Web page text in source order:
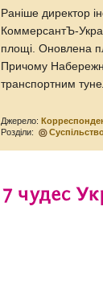
Раніше директор
КоммерсантЪ-
площі. Оновлена
Причому
транспортним
Джерело:
Розділи: